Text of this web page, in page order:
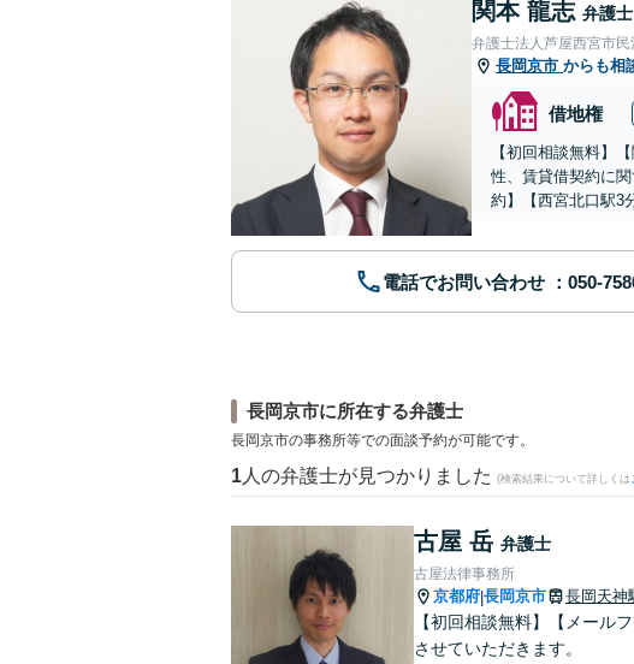
関本 龍志 弁護士
弁護士法人芦屋西宮市
長岡京市 からも相
借地権
【初回相談無料】
性、賃貸借契約に
約】【西宮北口駅3
電話でお問い合わせ
長岡京市に所在する弁護士
長岡京市の事務所等での面談予約が可能です。
1 人の弁護士が見つかりました (検索結果について詳しくは
古屋 岳 弁護士
古屋法律事務所
京都府|長岡京市 長岡天神
【初回相談無料】【メール
させていただきます。